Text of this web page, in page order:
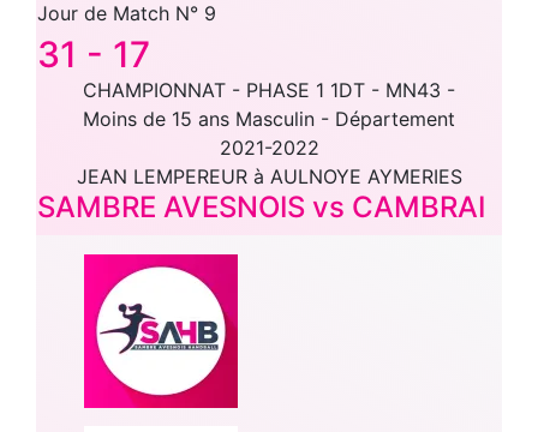
Jour de Match N° 9
31 - 17
CHAMPIONNAT - PHASE 1 1DT - MN43 -
Moins de 15 ans Masculin - Département
2021-2022
JEAN LEMPEREUR à AULNOYE AYMERIES
SAMBRE AVESNOIS vs CAMBRAI